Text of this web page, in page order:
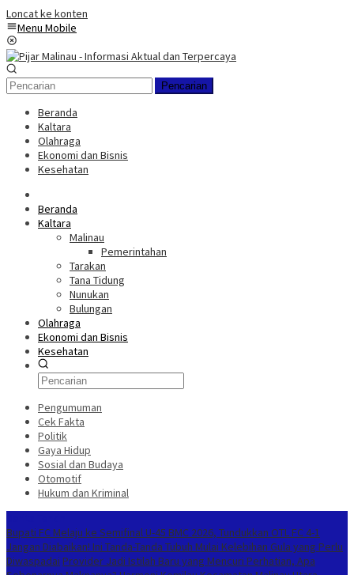
Loncat ke konten
Menu Mobile
Pencarian
Beranda
Kaltara
Olahraga
Ekonomi dan Bisnis
Kesehatan
Beranda
Kaltara
Malinau
Pemerintahan
Tarakan
Tana Tidung
Nunukan
Bulungan
Olahraga
Ekonomi dan Bisnis
Kesehatan
Pengumuman
Cek Fakta
Politik
Gaya Hidup
Sosial dan Budaya
Otomotif
Hukum dan Kriminal
Bupati FC Melaju ke Semifinal U-45 BMC 2026, Tundukkan OTL FC 4-1
Jangan Diabaikan! Ini Tanda-Tanda Tubuh Mulai Kelebihan Gula yang Perlu
Diwaspadai Provider Jadi Istilah Baru yang Mencuri Perhatian, Apa